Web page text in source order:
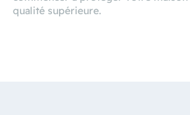
qualité supérieure.